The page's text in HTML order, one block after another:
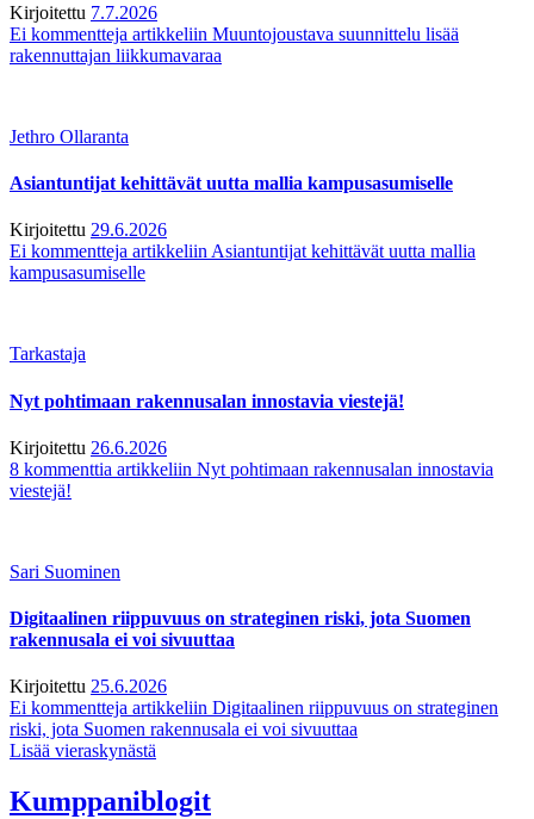
Kirjoitettu 7.7.2026
Ei kommentteja artikkeliin Muuntojoustava suunnittelu lisää
rakennuttajan liikkumavaraa
Jethro Ollaranta
Asiantuntijat kehittävät uutta mallia kampusasumiselle
Kirjoitettu 29.6.2026
Ei kommentteja artikkeliin Asiantuntijat kehittävät uutta mallia
kampusasumiselle
Tarkastaja
Nyt pohtimaan rakennusalan innostavia viestejä!
Kirjoitettu 26.6.2026
8 kommenttia artikkeliin Nyt pohtimaan rakennusalan innostavia
viestejä!
Sari Suominen
Digitaalinen riippuvuus on strateginen riski, jota Suomen
rakennusala ei voi sivuuttaa
Kirjoitettu 25.6.2026
Ei kommentteja artikkeliin Digitaalinen riippuvuus on strateginen
riski, jota Suomen rakennusala ei voi sivuuttaa
Lisää vieraskynästä
Kumppaniblogit